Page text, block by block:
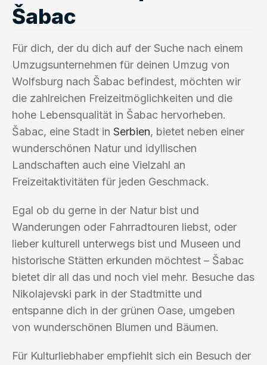
Šabac
Für dich, der du dich auf der Suche nach einem
Umzugsunternehmen für deinen Umzug von
Wolfsburg nach Šabac befindest, möchten wir
die zahlreichen Freizeitmöglichkeiten und die
hohe Lebensqualität in Šabac hervorheben.
Šabac, eine Stadt in Serbien, bietet neben einer
wunderschönen Natur und idyllischen
Landschaften auch eine Vielzahl an
Freizeitaktivitäten für jeden Geschmack.
Egal ob du gerne in der Natur bist und
Wanderungen oder Fahrradtouren liebst, oder
lieber kulturell unterwegs bist und Museen und
historische Stätten erkunden möchtest – Šabac
bietet dir all das und noch viel mehr. Besuche das
Nikolajevski park in der Stadtmitte und
entspanne dich in der grünen Oase, umgeben
von wunderschönen Blumen und Bäumen.
Für Kulturliebhaber empfiehlt sich ein Besuch der